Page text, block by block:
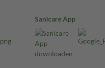
Sanicare App